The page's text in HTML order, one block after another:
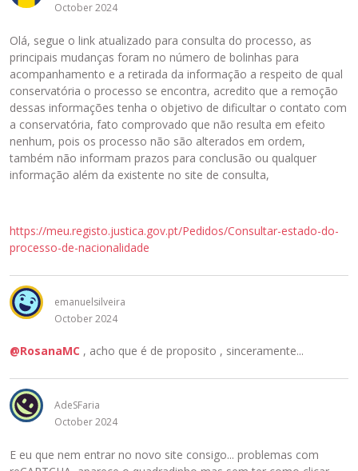
October 2024
Olá, segue o link atualizado para consulta do processo, as
principais mudanças foram no número de bolinhas para
acompanhamento e a retirada da informação a respeito de qual
conservatória o processo se encontra, acredito que a remoção
dessas informações tenha o objetivo de dificultar o contato com
a conservatória, fato comprovado que não resulta em efeito
nenhum, pois os processo não são alterados em ordem,
também não informam prazos para conclusão ou qualquer
informação além da existente no site de consulta,
https://meu.registo.justica.gov.pt/Pedidos/Consultar-estado-do-
processo-de-nacionalidade
emanuelsilveira
October 2024
@RosanaMC , acho que é de proposito , sinceramente...
AdeSFaria
October 2024
E eu que nem entrar no novo site consigo... problemas com